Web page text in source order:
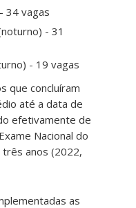
34 vagas
- 31
- 19 vagas
que concluíram
até a data de
efetivamente de
Nacional do
três anos (2022,
as